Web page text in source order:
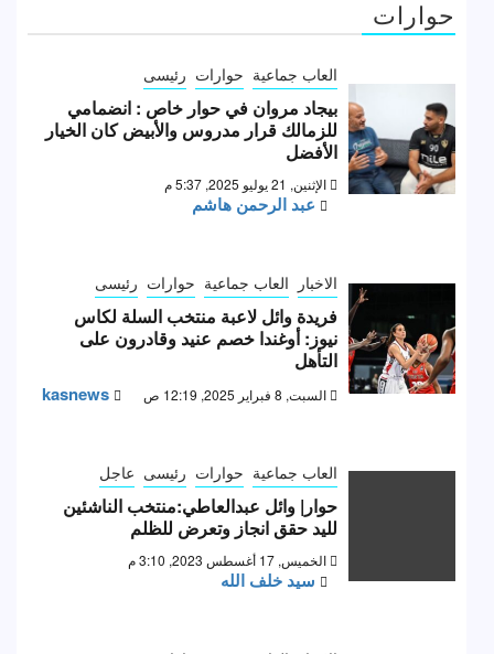
حوارات
العاب جماعية حوارات رئيسى
بيجاد مروان في حوار خاص : انضمامي
للزمالك قرار مدروس والأبيض كان الخيار
الأفضل
الإثنين, 21 يوليو 2025, 5:37 م
عبد الرحمن هاشم
الاخبار العاب جماعية حوارات رئيسى
فريدة وائل لاعبة منتخب السلة لكاس
نيوز: أوغندا خصم عنيد وقادرون على
التأهل
السبت, 8 فبراير 2025, 12:19 ص kasnews
العاب جماعية حوارات رئيسى عاجل
حوار| وائل عبدالعاطي:منتخب الناشئين
لليد حقق انجاز وتعرض للظلم
الخميس, 17 أغسطس 2023, 3:10 م
سيد خلف الله